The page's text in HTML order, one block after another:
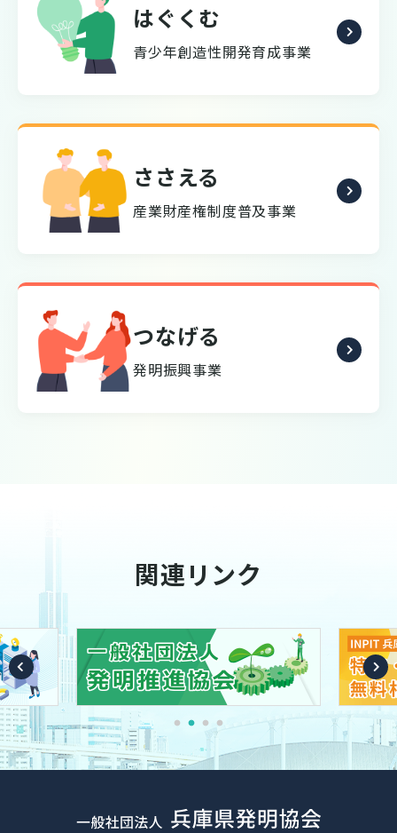
はぐくむ
青少年創造性開発育成事業
ささえる
産業財産権制度普及事業
つなげる
発明振興事業
関連リンク